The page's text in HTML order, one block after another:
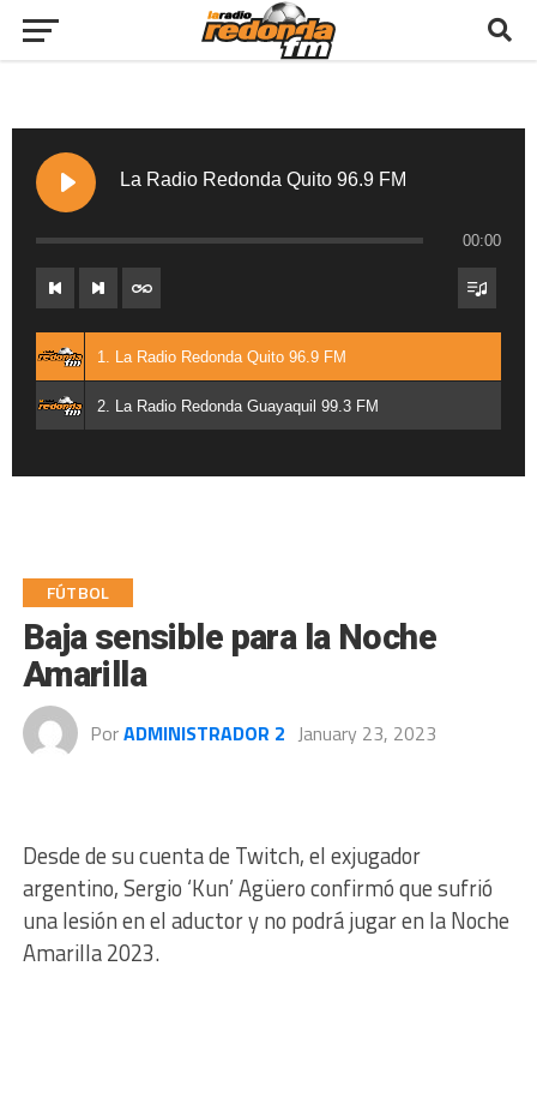
La Radio Redonda Quito 96.9 FM
00:00
1. La Radio Redonda Quito 96.9 FM
2. La Radio Redonda Guayaquil 99.3 FM
FÚTBOL
Baja sensible para la Noche
Amarilla
PorADMINISTRADOR 2 January 23, 2023
Desde de su cuenta de Twitch, el exjugador
argentino, Sergio ‘Kun’ Agüero confirmó que sufrió
una lesión en el aductor y no podrá jugar en la Noche
Amarilla 2023.